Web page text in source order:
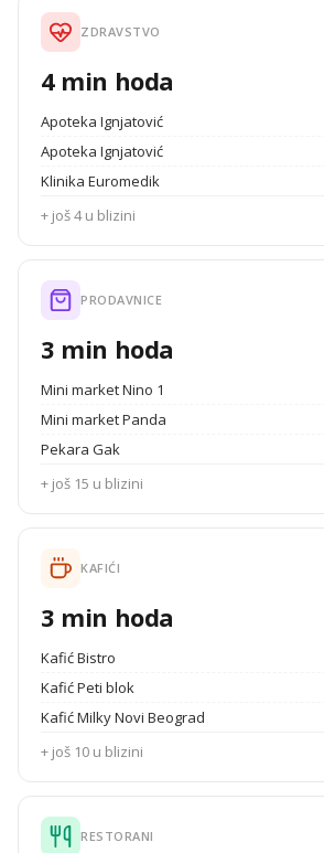
ZDRAVSTVO
4 min hoda
Apoteka Ignjatović
Apoteka Ignjatović
Klinika Euromedik
+ još 4 u blizini
PRODAVNICE
3 min hoda
Mini market Nino 1
Mini market Panda
Pekara Gak
+ još 15 u blizini
KAFIĆI
3 min hoda
Kafić Bistro
Kafić Peti blok
Kafić Milky Novi Beograd
+ još 10 u blizini
RESTORANI